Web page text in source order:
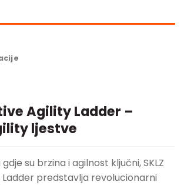
Agility Ladder –
ljestve
su brzina i agilnost ključni, SKLZ
predstavlja revolucionarni